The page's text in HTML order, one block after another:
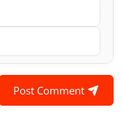
Post Comment